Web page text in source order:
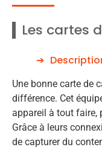
Les cartes
Une bonne carte de
différence. Cet
appareil à tout faire,
Grâce à leurs
de capturer du